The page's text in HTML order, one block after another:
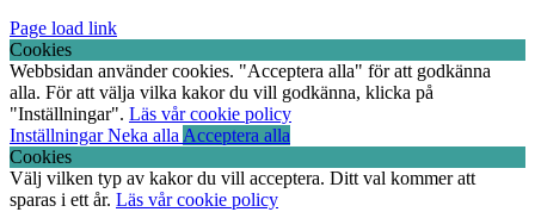
Page load link
Cookies
Webbsidan använder cookies. "Acceptera alla" för att godkänna
alla. För att välja vilka kakor du vill godkänna, klicka på
"Inställningar". Läs vår cookie policy
InställningarNeka alla Acceptera alla
Cookies
Välj vilken typ av kakor du vill acceptera. Ditt val kommer att
sparas i ett år. Läs vår cookie policy